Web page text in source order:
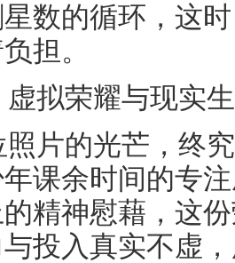
数的循环，这
担。
拟荣耀与现实
照片的光芒，终
课余时间的专
精神慰藉，这
投入真实不虚